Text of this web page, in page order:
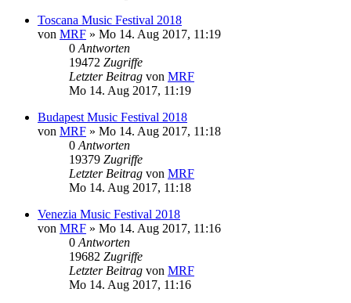
Toscana Music Festival 2018
von MRF » Mo 14. Aug 2017, 11:19
0 Antworten
19472 Zugriffe
Letzter Beitrag von MRF
Mo 14. Aug 2017, 11:19
Budapest Music Festival 2018
von MRF » Mo 14. Aug 2017, 11:18
0 Antworten
19379 Zugriffe
Letzter Beitrag von MRF
Mo 14. Aug 2017, 11:18
Venezia Music Festival 2018
von MRF » Mo 14. Aug 2017, 11:16
0 Antworten
19682 Zugriffe
Letzter Beitrag von MRF
Mo 14. Aug 2017, 11:16